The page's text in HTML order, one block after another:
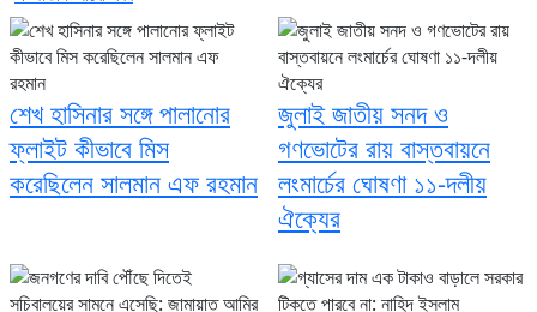
শেখ হাসিনার সঙ্গে পালানোর
ফ্লাইট কীভাবে মিস
করেছিলেন সালমান এফ রহমান
জুলাই জাতীয় সনদ ও
গণভোটের রায় বাস্তবায়নে
লংমার্চের ঘোষণা ১১-দলীয়
ঐক্যের